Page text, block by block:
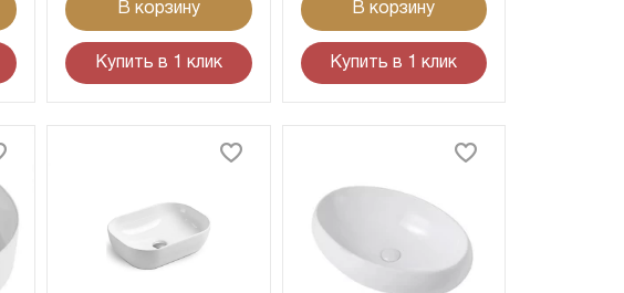
В корзину
Купить в 1 клик
В корзину
Купить в 1 клик